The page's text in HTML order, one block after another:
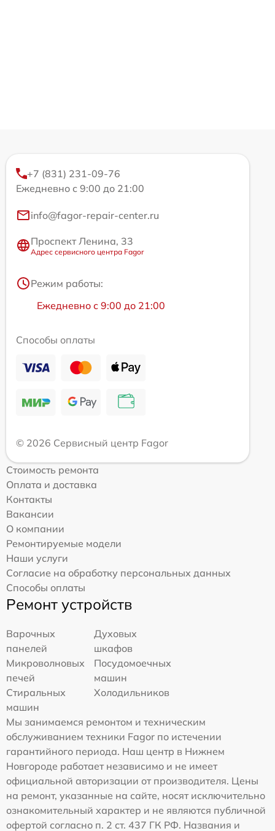
+7 (831) 231-09-76
Ежедневно с 9:00 до 21:00
info@fagor-repair-center.ru
Проспект Ленина, 33
Адрес сервисного центра Fagor
Режим работы:
Ежедневно с 9:00 до 21:00
Способы оплаты
© 2026 Сервисный центр Fagor
Стоимость ремонта
Оплата и доставка
Контакты
Вакансии
О компании
Ремонтируемые модели
Наши услуги
Согласие на обработку персональных данных
Способы оплаты
Ремонт устройств
Варочных
панелей
Духовых
шкафов
Микроволновых
печей
Посудомоечных
машин
Стиральных
машин
Холодильников
Мы занимаемся ремонтом и техническим
обслуживанием техники Fagor по истечении
гарантийного периода. Наш центр в Нижнем
Новгороде работает независимо и не имеет
официальной авторизации от производителя. Цены
на ремонт, указанные на сайте, носят исключительно
ознакомительный характер и не являются публичной
офертой согласно п. 2 ст. 437 ГК РФ. Названия и